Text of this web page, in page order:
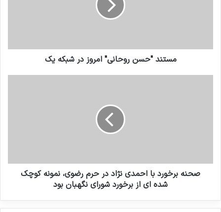
مستند "حسن روحانی" امروز در شبکه یک
صحنه برخورد با احمدی نژاد در حرم رضوی، نمونه کوچک
شده ای از برخورد شورای نگهبان بود